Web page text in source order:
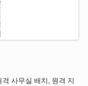
사무실 배치, 원격 지